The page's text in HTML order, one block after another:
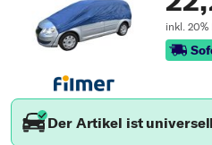
inkl. 20%
Der Artikel ist